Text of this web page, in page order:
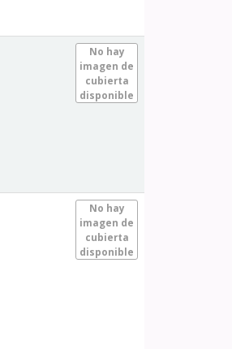
No hay
imagen de
cubierta
disponible
No hay
imagen de
cubierta
disponible